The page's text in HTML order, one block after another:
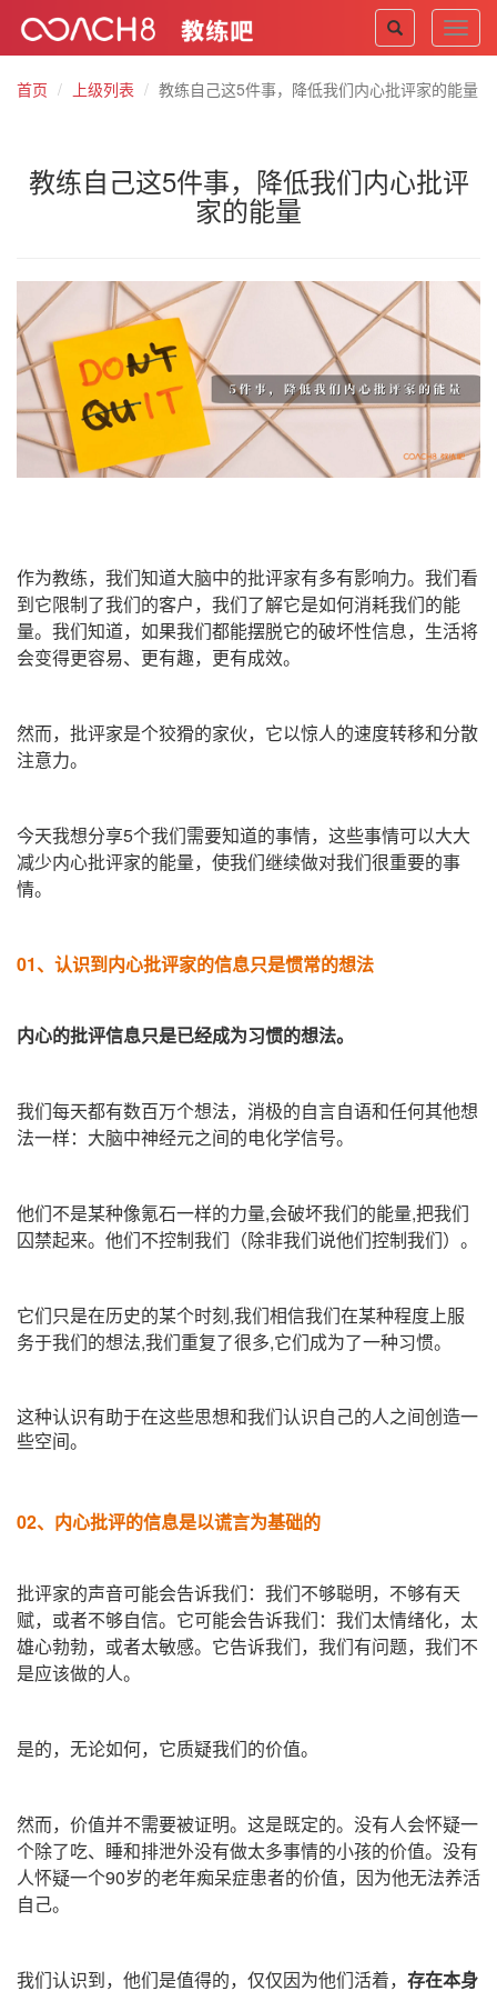
首页
上级列表 教练自己这5件事，降低我们内心批评家的能量
教练自己这5件事，降低我们内心批评
家的能量
作为教练， 我们知道大脑中的批评家有多有影响力。我们看
到它限制了我们的客户，我们了解它是如何消耗我们的能
量。我们知道， 如果我们都能摆脱它的破坏性信息， 生活将
会变得更容易、 更有趣， 更有成效。
然而，批评家是个狡猾的家伙，它以惊人的速度转移和分散
注意力。
今天我想分享5个我们需要知道的事情，这些事情可以大大
减少内心批评家的能量，使我们继续做对我们很重要的事
情。
01、 认识到内心批评家的信息只是惯常的想法
内心的批评信息只是已经成为习惯的想法。
我们每天都有数百万个想法，消极的自言自语和任何其他想
法一样：大脑中神经元之间的电化学信号。
他们不是某种像氪石一样的力量,会破坏我们的能量,把我们
囚禁起来。他们不控制我们（除非我们说他们控制我们）。
它们只是在历史的某个时刻,我们相信我们在某种程度上服
务于我们的想法,我们重复了很多,它们成为了一种习惯。
这种认识有助于在这些思想和我们认识自己的人之间创造一
些空间。
02、 内心批评的信息是以谎言为基础的
批评家的声音可能会告诉我们：我们不够聪明，不够有天
赋，或者不够自信。它可能会告诉我们：我们太情绪化，太
雄心勃勃，或者太敏感。它告诉我们，我们有问题，我们不
是应该做的人。
是的，无论如何，它质疑我们的价值。
然而，价值并不需要被证明。这是既定的。没有人会怀疑一
个除了吃、睡和排泄外没有做太多事情的小孩的价值。没有
人怀疑一个90岁的老年痴呆症患者的价值，因为他无法养活
自己。
我们认识到，他们是值得的，仅仅因为他们活着， 存在本身